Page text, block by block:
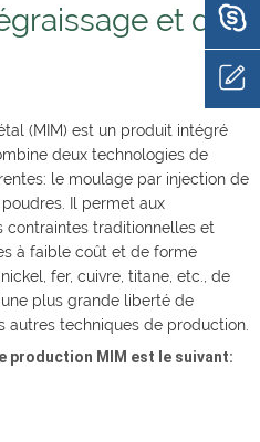
et de
(MIM) est un produit intégré
deux technologies de
le moulage par injection de
Il permet aux
contraintes traditionnelles et
à faible coût et de forme
fer, cuivre, titane, etc., de
plus grande liberté de
techniques de production.
production MIM est le suivant: